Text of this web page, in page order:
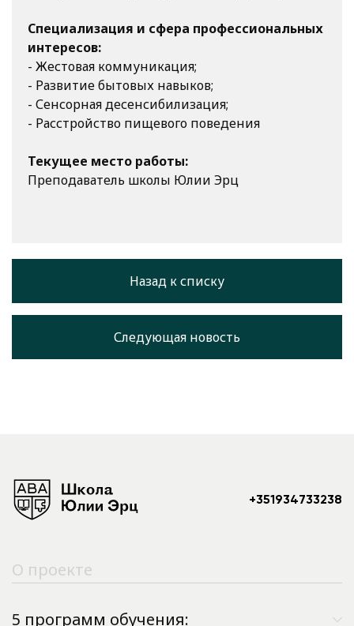
Специализация и сфера профессиональных
интересов:
- Жестовая коммуникация;
- Развитие бытовых навыков;
- Сенсорная десенсибилизация;
- Расстройство пищевого поведения
Текущее место работы:
Преподаватель школы Юлии Эрц
Назад к списку
Следующая новость
+351934733238
О проекте
5 программ обучения: